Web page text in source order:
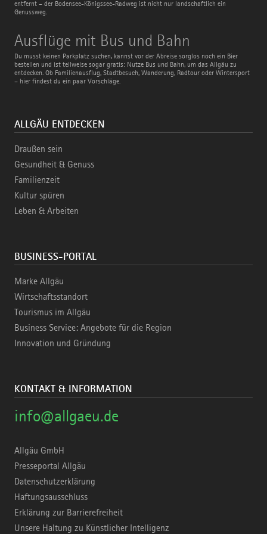
entfernt – der Bodensee-Königssee-Radweg ist nicht nur landschaftlich ein
Genussweg.
Ausflüge mit Bus und Bahn
Du musst keinen Parkplatz suchen, kannst vor der Abreise sorglos noch ein Bier
bestellen und ist teilweise sogar gratis: Nutze Bus und Bahn, um das Allgäu zu
entdecken. Ob Familienausflug, Stadtbesuch, Wanderung, Radtour oder Wintersport
– hier findest du ein paar Vorschläge.
Ausflüge
mit
Bus
und
Bahn
ALLGÄU ENTDECKEN
Draußen sein
Gesundheit & Genuss
Familienzeit
Kultur spüren
Leben & Arbeiten
BUSINESS-PORTAL
Marke Allgäu
Wirtschaftsstandort
Tourismus im Allgäu
Business Service: Angebote für die Region
Innovation und Gründung
KONTAKT & INFORMATION
info@allgaeu.de
Allgäu GmbH
Presseportal Allgäu
Datenschutzerklärung
Haftungsausschluss
Erklärung zur Barrierefreiheit
Unsere Haltung zu Künstlicher Intelligenz